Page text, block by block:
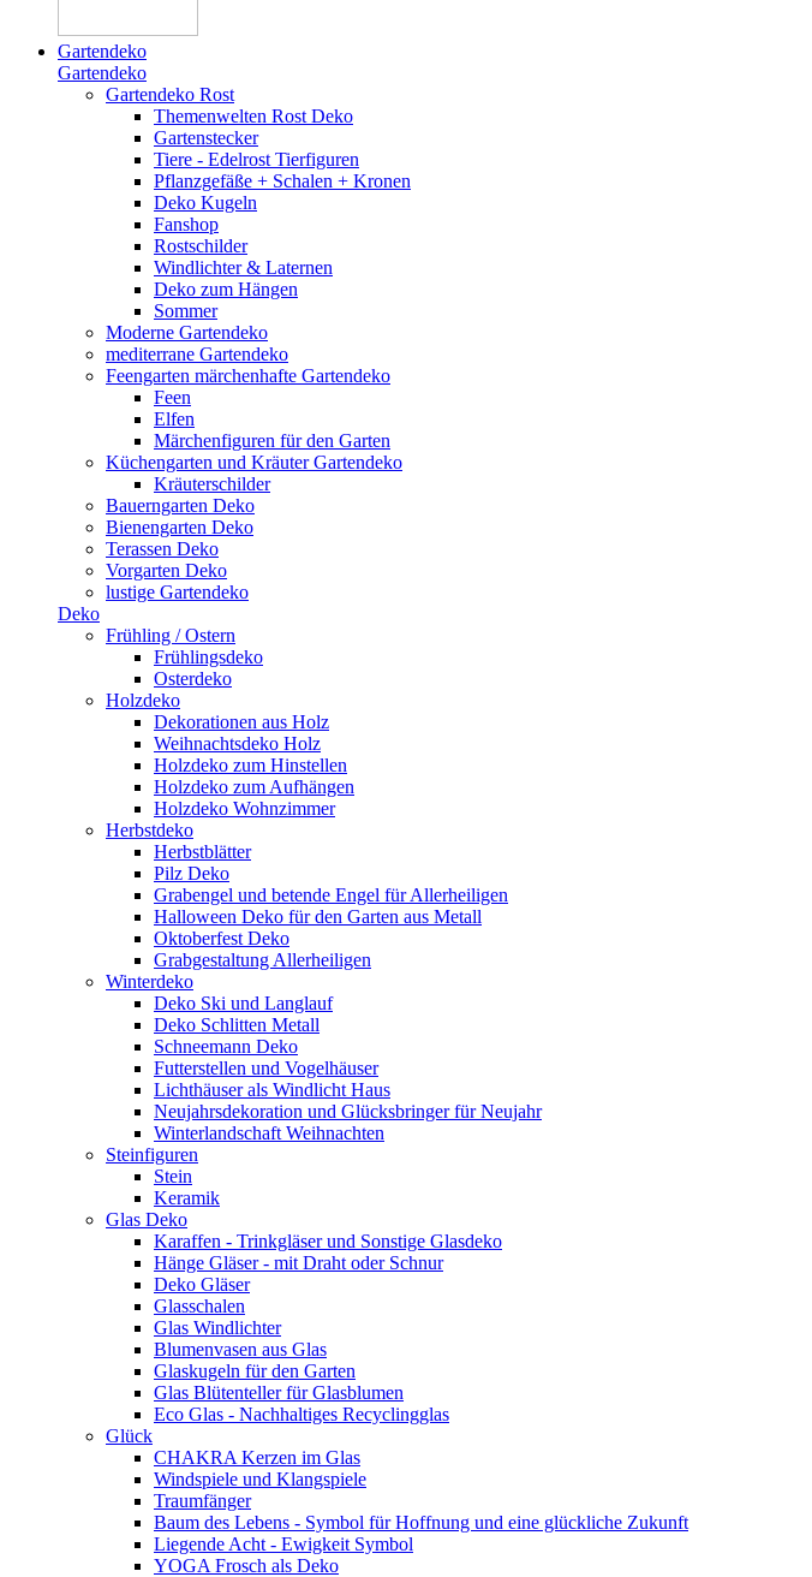
Gartendeko
Gartendeko
Gartendeko Rost
Themenwelten Rost Deko
Gartenstecker
Tiere - Edelrost Tierfiguren
Pflanzgefäße + Schalen + Kronen
Deko Kugeln
Fanshop
Rostschilder
Windlichter & Laternen
Deko zum Hängen
Sommer
Moderne Gartendeko
mediterrane Gartendeko
Feengarten märchenhafte Gartendeko
Feen
Elfen
Märchenfiguren für den Garten
Küchengarten und Kräuter Gartendeko
Kräuterschilder
Bauerngarten Deko
Bienengarten Deko
Terassen Deko
Vorgarten Deko
lustige Gartendeko
Deko
Frühling / Ostern
Frühlingsdeko
Osterdeko
Holzdeko
Dekorationen aus Holz
Weihnachtsdeko Holz
Holzdeko zum Hinstellen
Holzdeko zum Aufhängen
Holzdeko Wohnzimmer
Herbstdeko
Herbstblätter
Pilz Deko
Grabengel und betende Engel für Allerheiligen
Halloween Deko für den Garten aus Metall
Oktoberfest Deko
Grabgestaltung Allerheiligen
Winterdeko
Deko Ski und Langlauf
Deko Schlitten Metall
Schneemann Deko
Futterstellen und Vogelhäuser
Lichthäuser als Windlicht Haus
Neujahrsdekoration und Glücksbringer für Neujahr
Winterlandschaft Weihnachten
Steinfiguren
Stein
Keramik
Glas Deko
Karaffen - Trinkgläser und Sonstige Glasdeko
Hänge Gläser - mit Draht oder Schnur
Deko Gläser
Glasschalen
Glas Windlichter
Blumenvasen aus Glas
Glaskugeln für den Garten
Glas Blütenteller für Glasblumen
Eco Glas - Nachhaltiges Recyclingglas
Glück
CHAKRA Kerzen im Glas
Windspiele und Klangspiele
Traumfänger
Baum des Lebens - Symbol für Hoffnung und eine glückliche Zukunft
Liegende Acht - Ewigkeit Symbol
YOGA Frosch als Deko